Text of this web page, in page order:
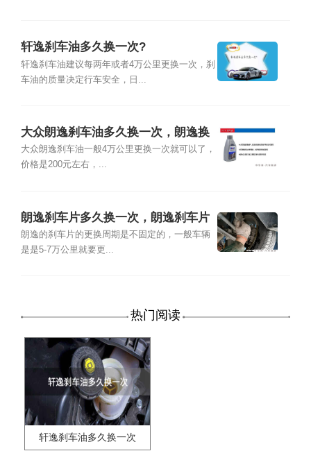
轩逸刹车油多久换一次?
轩逸刹车油建议每两年或者4万公里更换一次，刹
车油的质量决定行车安全，日...
大众朗逸刹车油多久换一次，朗逸换
刹车油多少钱
大众朗逸刹车油一般4万公里更换一次就可以了，
价格是200元左右，...
朗逸刹车片多久换一次，朗逸刹车片
更换方法
朗逸的刹车片的更换周期是不固定的，一般车辆
是是5-7万公里就要更...
热门阅读
轩逸刹车油多久换一次